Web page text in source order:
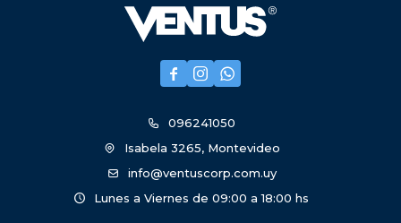
  
096241050
Isabela 3265, Montevideo
info@ventuscorp.com.uy
Lunes a Viernes de 09:00 a 18:00 hs